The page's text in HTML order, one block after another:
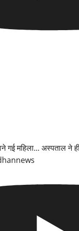
गई महिला... अस्पताल ने